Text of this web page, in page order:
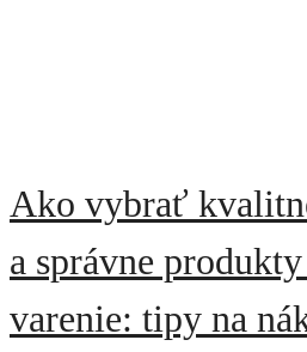
Ako vybrať
a správne
varenie: tipy na